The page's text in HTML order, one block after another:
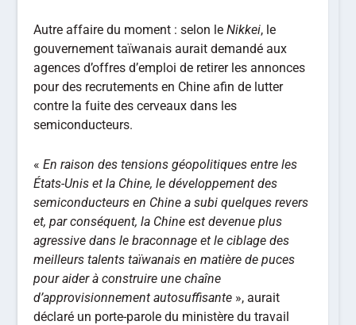
Autre affaire du moment : selon leNikkei, le
gouvernement taïwanais aurait demandé aux
agences d’offres d’emploi de retirer les annonces
pour des recrutements en Chine afin de lutter
contre la fuite des cerveaux dans les
semiconducteurs.
«En raison des tensions géopolitiques entre les
États-Unis et la Chine, le développement des
semiconducteurs en Chine a subi quelques revers
et, par conséquent, la Chine est devenue plus
agressive dans le braconnage et le ciblage des
meilleurs talents taïwanais en matière de puces
pour aider à construire une chaîne
d’approvisionnement autosuffisante », aurait
déclaré un porte-parole du ministère du travail